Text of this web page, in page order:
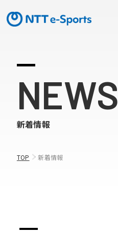
ミッション
ソリューション
ピックアップ
ニュース
NEWS
新着情報
TOP 新着情報